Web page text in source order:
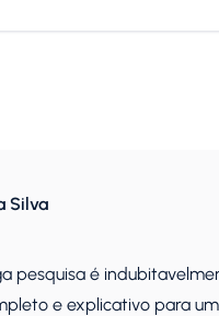
Silva
pesquisa é
e explicativo para